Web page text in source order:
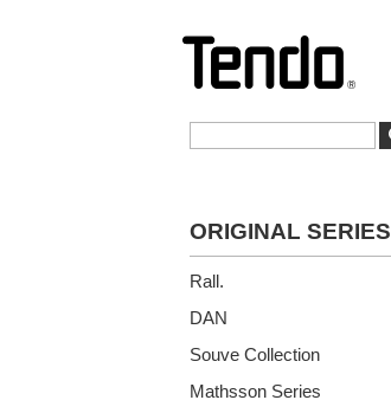
ORIGINAL SERIES
Rall.
DAN
Souve Collection
Mathsson Series